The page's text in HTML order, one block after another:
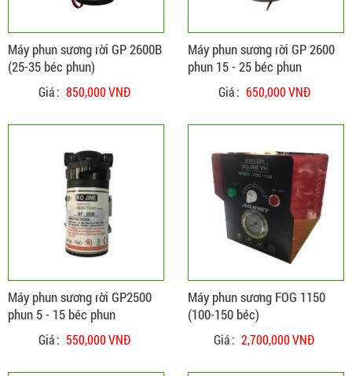
Máy phun sương rời GP 2600B
(25-35 béc phun)
Giá : 850,000 VNĐ
Máy phun sương rời GP 2600
phun 15 - 25 béc phun
Giá : 650,000 VNĐ
Máy phun sương rời GP2500
phun 5 - 15 béc phun
Giá : 550,000 VNĐ
CHI TIẾT
Máy phun sương FOG 1150
(100-150 béc)
Giá : 2,700,000 VNĐ
ĐẶT HÀNG